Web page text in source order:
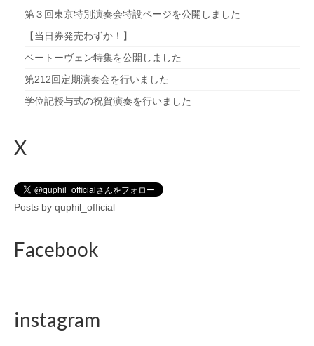
第３回東京特別演奏会特設ページを公開しました
【当日券発売わずか！】
ベートーヴェン特集を公開しました
第212回定期演奏会を行いました
学位記授与式の祝賀演奏を行いました
X
Posts by quphil_official
Facebook
instagram